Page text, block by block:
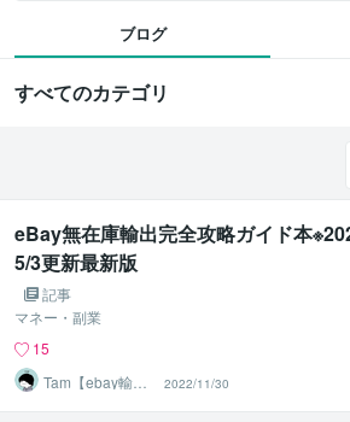
ブログ
すべてのカテゴリ
eBay無在庫輸出完全攻略ガイド本
5/3更新最新版
記事
マネー・副業
15
Tam【ebay輸出
コンサルタン
ト】
2022/11/30